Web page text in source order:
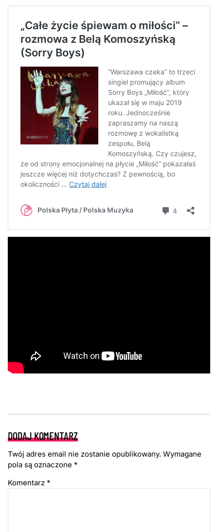
DODAJ KOMENTARZ
Twój adres email nie zostanie opublikowany. Wymagane
pola są oznaczone *
Komentarz *